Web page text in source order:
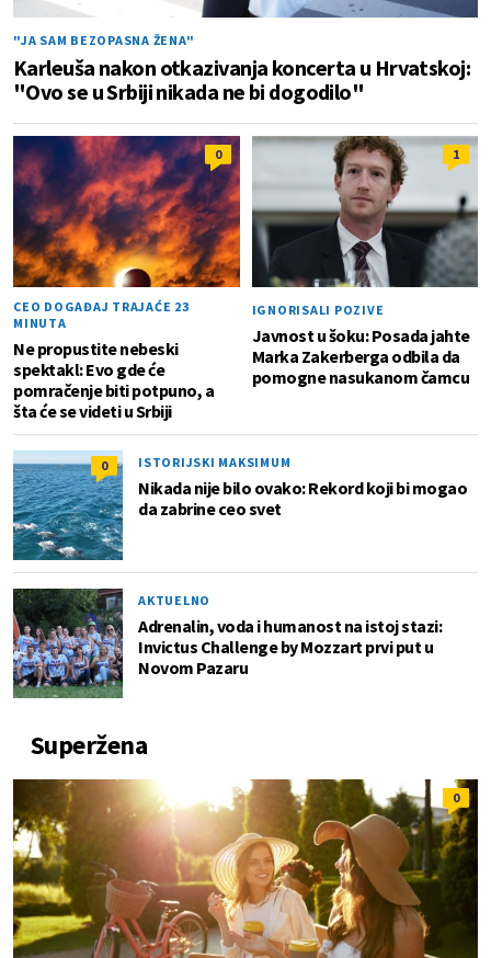
"JA SAM BEZOPASNA ŽENA"
Karleuša nakon otkazivanja koncerta u Hrvatskoj:
"Ovo se u Srbiji nikada ne bi dogodilo"
0
CEO DOGAĐAJ TRAJAĆE 23
MINUTA
Ne propustite nebeski
spektakl: Evo gde će
pomračenje biti potpuno, a
šta će se videti u Srbiji
1
IGNORISALI POZIVE
Javnost u šoku: Posada jahte
Marka Zakerberga odbila da
pomogne nasukanom čamcu
0 ISTORIJSKI MAKSIMUM
Nikada nije bilo ovako: Rekord koji bi mogao
da zabrine ceo svet
AKTUELNO
Adrenalin, voda i humanost na istoj stazi:
Invictus Challenge by Mozzart prvi put u
Novom Pazaru
Superžena
0